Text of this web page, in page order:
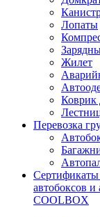
Лопаты
Жилет
Коврик
Перевозка
Сертификаты
автобоксов
COOLBOX